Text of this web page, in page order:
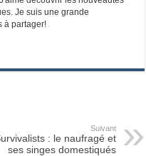
Je suis une grande
à partager!
Suivant
: le naufragé et
ses singes domestiqués